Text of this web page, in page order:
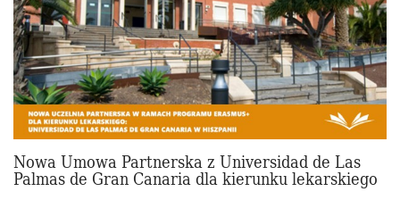
Nowa Umowa Partnerska z Universidad de Las
Palmas de Gran Canaria dla kierunku lekarskiego